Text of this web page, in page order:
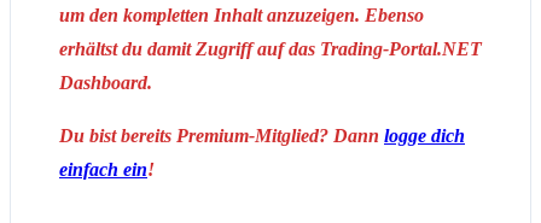
um den kompletten Inhalt anzuzeigen. Ebenso
erhältst du damit Zugriff auf das Trading-Portal.NET
Dashboard.
Du bist bereits Premium-Mitglied? Dann logge dich
einfach ein!